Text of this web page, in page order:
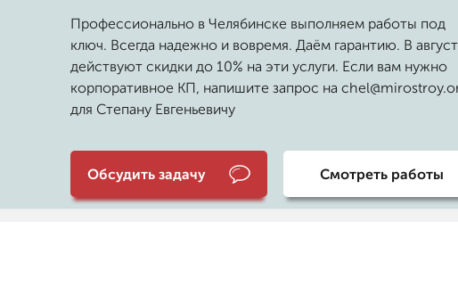
Профессионально в Челябинске выполняем работы под
ключ. Всегда надежно и вовремя. Даём гарантию. В
действуют скидки до 10% на эти услуги. Если вам нужно
корпоративное КП, напишите запрос на
для Степану Евгеньевичу
Обсудить задачу Смотреть работы